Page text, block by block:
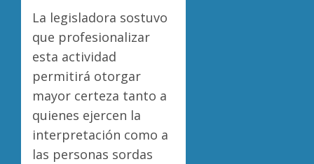
La legisladora sostuvo
que profesionalizar
esta actividad
permitirá otorgar
mayor certeza tanto a
quienes ejercen la
interpretación como a
las personas sordas